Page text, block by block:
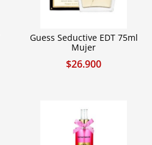
Guess Seductive EDT 75ml
Mujer
$26.900